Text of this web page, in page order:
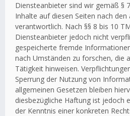
Diensteanbieter sind wir gemäß §
Inhalte auf diesen Seiten nach den
verantwortlich. Nach §§ 8 bis 10
Diensteanbieter jedoch nicht
gespeicherte fremde
nach Umständen zu forschen, die
Tätigkeit hinweisen.
Sperrung der Nutzung von
allgemeinen Gesetzen bleiben
diesbezügliche Haftung ist jedoch
der Kenntnis einer konkreten